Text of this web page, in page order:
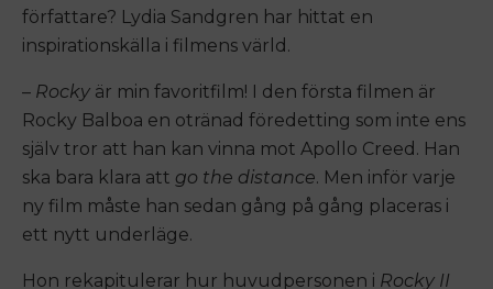
författare? Lydia Sandgren har hittat en
inspirationskälla i filmens värld.
– Rocky är min favoritfilm! I den första filmen är
Rocky Balboa en otränad föredetting som inte ens
själv tror att han kan vinna mot Apollo Creed. Han
ska bara klara att go the distance. Men inför varje
ny film måste han sedan gång på gång placeras i
ett nytt underläge.
Hon rekapitulerar hur huvudpersonen i Rocky II